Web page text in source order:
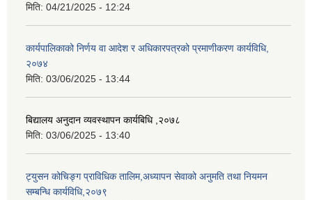
मिति: 04/21/2025 - 12:24
कार्यपालिकाको निर्णय वा आदेश र अधिकारपत्रको प्रमाणीकरण कार्यविधि,
२०७४
मिति: 03/06/2025 - 13:44
बिद्यालय अनुदान व्यवस्थापन कार्यबिधि ,२०७८
मिति: 03/06/2025 - 13:40
ट्युसन कोचिङ्ग प्राविधिक तालिम,अध्यापन सेवाको अनुमति तथा नियमन
सम्बन्धि कार्यविधि,२०७९